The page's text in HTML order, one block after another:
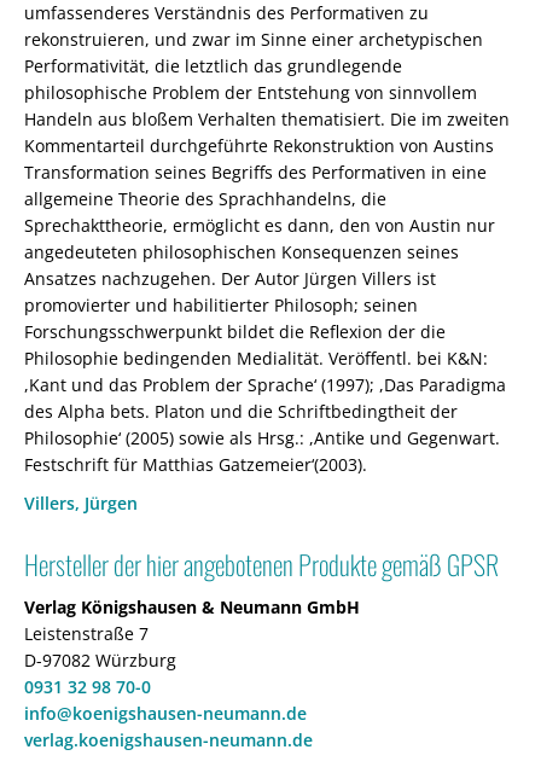
umfassenderes Verständnis des Performativen zu
rekonstruieren, und zwar im Sinne einer archetypischen
Performativität, die letztlich das grundlegende
philosophische Problem der Entstehung von sinnvollem
Handeln aus bloßem Verhalten thematisiert. Die im zweiten
Kommentarteil durchgeführte Rekonstruktion von Austins
Transformation seines Begriffs des Performativen in eine
allgemeine Theorie des Sprachhandelns, die
Sprechakttheorie, ermöglicht es dann, den von Austin nur
angedeuteten philosophischen Konsequenzen seines
Ansatzes nachzugehen. Der Autor Jürgen Villers ist
promovierter und habilitierter Philosoph; seinen
Forschungsschwerpunkt bildet die Reflexion der die
Philosophie bedingenden Medialität. Veröffentl. bei K&N:
,Kant und das Problem der Sprache‘ (1997); ,Das Paradigma
des Alpha bets. Platon und die Schriftbedingtheit der
Philosophie‘ (2005) sowie als Hrsg.: ,Antike und Gegenwart.
Festschrift für Matthias Gatzemeier‘(2003).
Villers, Jürgen
Hersteller der hier angebotenen Produkte gemäß GPSR
Verlag Königshausen & Neumann GmbH
Leistenstraße 7
D-97082 Würzburg
0931 32 98 70-0
info@koenigshausen-neumann.de
verlag.koenigshausen-neumann.de